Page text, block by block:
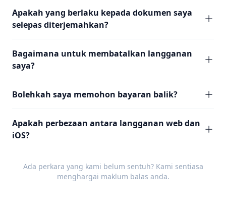
Apakah yang berlaku kepada dokumen saya
selepas diterjemahkan?
Bagaimana untuk membatalkan langganan
saya?
Bolehkah saya memohon bayaran balik?
Apakah perbezaan antara langganan web dan
iOS?
Ada perkara yang kami belum sentuh? Kami sentiasa
menghargai maklum balas anda.